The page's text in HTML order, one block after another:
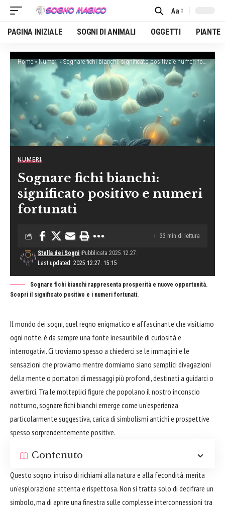
Font
Resizer
Aa
PAGINA INIZIALE SOGNI DI ANIMALI OGGETTI PIANTE
Home»Numeri»Sognare fichi bianchi: significato positivo e numeri fortunati
NUMERI
Sognare fichi bianchi:
significato positivo e numeri
fortunati
Last updated: 2025.12.27. 15:15
Stella dei Sogni Pubblicata 2025.12.27.
33 min di lettura
Sognare fichi bianchi rappresenta prosperità e nuove opportunità.
Scopri il significato positivo e i numeri fortunati.
Il mondo dei sogni, quel regno enigmatico e affascinante che visitiamo
ogni notte, è da sempre una fonte inesauribile di curiosità e
interrogativi. Ci troviamo spesso a chiederci se le immagini e le
sensazioni che proviamo mentre dormiamo siano semplici divagazioni
della mente o portatori di messaggi più profondi, destinati a guidarci o
avvertirci. Tra le molteplici figure che popolano il nostro inconscio
notturno, sognare fichi bianchi emerge come un’esperienza
particolarmente suggestiva, carica di simbolismi antichi e prospettive
spesso sorprendentemente positive.
Contenuto
Questo sogno, intriso di richiami alla natura e alla fecondità, merita
un’esplorazione attenta e rispettosa. Non si tratta solo di decifrare un
simbolo, ma di aprire una finestra sulle complesse interconnessioni tra